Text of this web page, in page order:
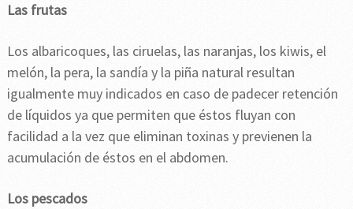
Las frutas
Los albaricoques, las ciruelas, las naranjas, los kiwis, el
melón, la pera, la sandía y la piña natural resultan
igualmente muy indicados en caso de padecer retención
de líquidos ya que permiten que éstos fluyan con
facilidad a la vez que eliminan toxinas y previenen la
acumulación de éstos en el abdomen.
Los pescados